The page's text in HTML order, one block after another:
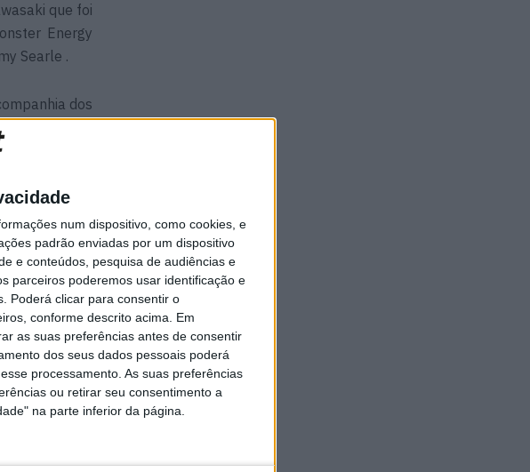
num dispositivo, como cookies, e
padrão enviadas por um dispositivo
e conteúdos, pesquisa de audiências e
parceiros poderemos usar identificação e
Poderá clicar para consentir o
conforme descrito acima. Em
as suas preferências antes de consentir
dos seus dados pessoais poderá
processamento. As suas preferências
ou retirar seu consentimento a
na parte inferior da página.
que foi
Energy
Searle .
dos
do norte
Jeremy
conjuntos
de MX2,
pilotos que